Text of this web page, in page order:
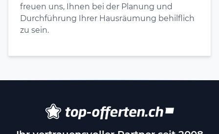
freuen uns, Ihnen bei der Planung und
Durchführung Ihrer Hausräumung behilflich
zu sein.